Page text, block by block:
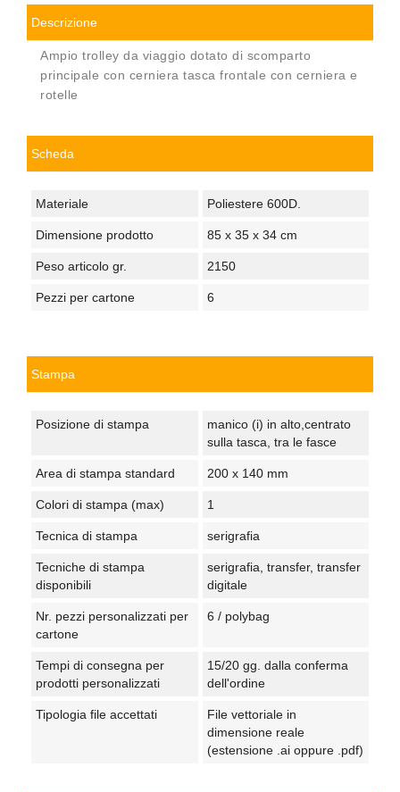
Descrizione
Ampio trolley da viaggio dotato di scomparto
principale con cerniera tasca frontale con cerniera e
rotelle
Scheda
Materiale Poliestere 600D.
Dimensione prodotto 85 x 35 x 34 cm
Peso articolo gr. 2150
Pezzi per cartone 6
Stampa
Posizione di stampa
manico (i) in alto,centrato
sulla tasca, tra le fasce
Area di stampa standard 200 x 140 mm
Colori di stampa (max) 1
Tecnica di stampa serigrafia
Tecniche di stampa
disponibili
serigrafia, transfer, transfer
digitale
Nr. pezzi personalizzati per
cartone
6 / polybag
Tempi di consegna per
prodotti personalizzati
15/20 gg. dalla conferma
dell'ordine
Tipologia file accettati
File vettoriale in
dimensione reale
(estensione .ai oppure .pdf)